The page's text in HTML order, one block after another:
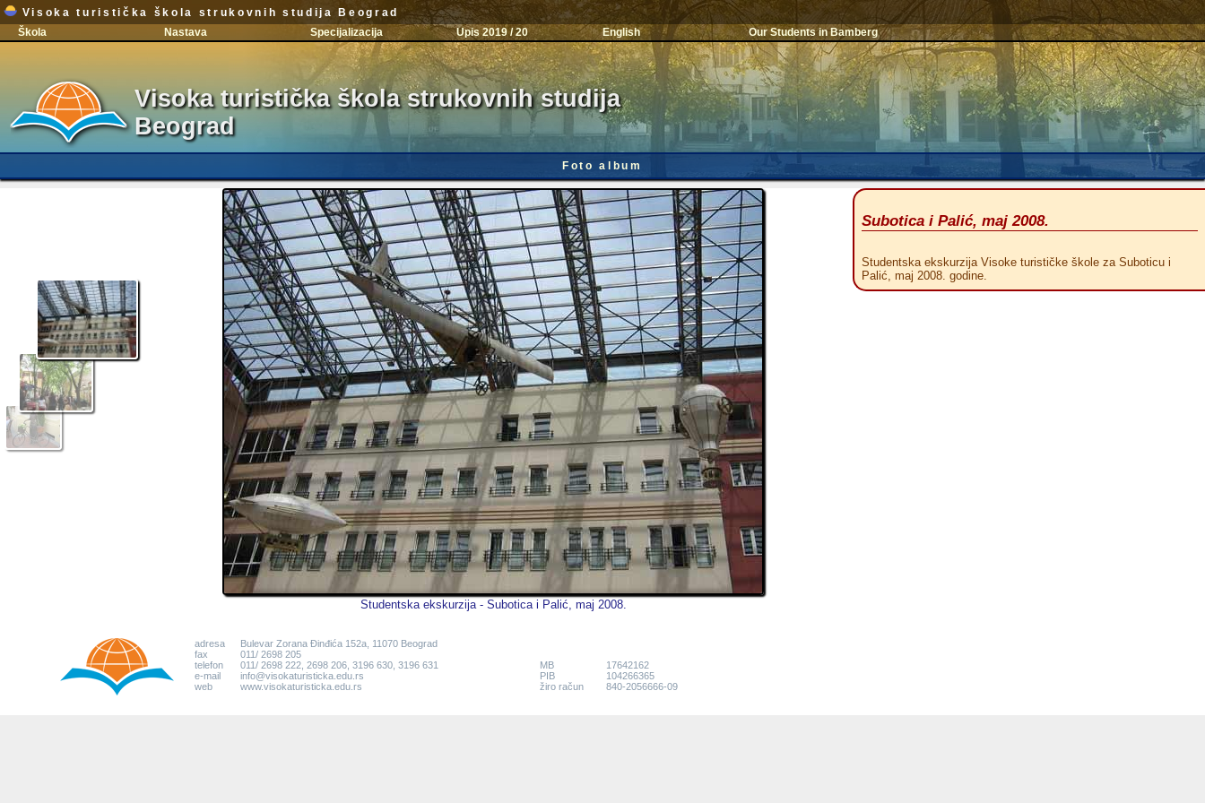
Visoka turistička škola strukovnih studija Beograd
Škola
Nastava Specijalizacija Upis 2019 / 20 English Our Students in Bamberg
Visoka turistička škola strukovnih studija
Beograd
Foto album
Studentska ekskurzija - Subotica i Palić, maj 2008.
Subotica i Palić, maj 2008.
Studentska ekskurzija Visoke turističke škole za Suboticu i
Palić, maj 2008. godine.
adresa
Bulevar Zorana Đinđića 152a, 11070 Beograd
fax
011/ 2698 205
telefon
011/ 2698 222, 2698 206, 3196 630, 3196 631 MB
17642162
e-mail
info@visokaturisticka.edu.rs PIB
104266365
web
www.visokaturisticka.edu.rs žiro račun 840-2056666-09